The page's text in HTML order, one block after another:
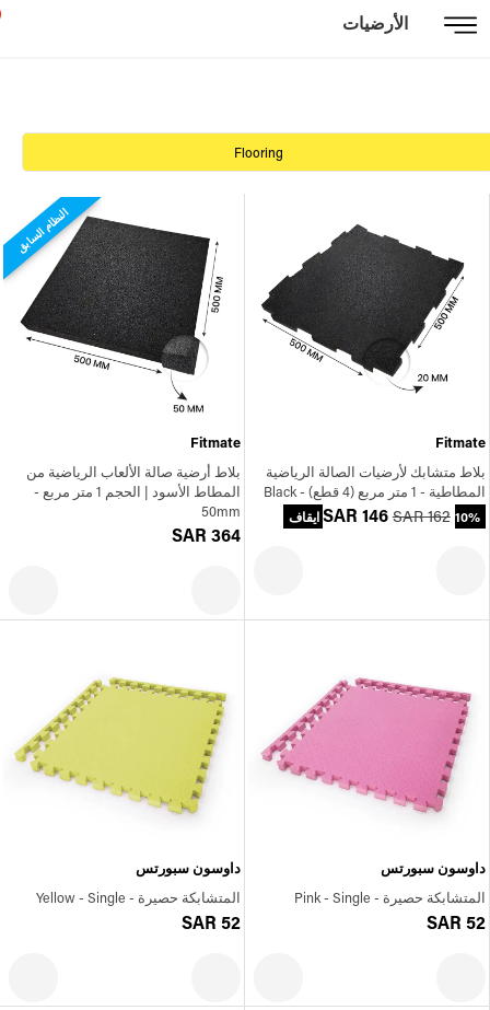
الأرضيات
Flooring
Fitmate
بلاط متشابك لأرضيات الصالة الرياضية
المطاطية - 1 متر مربع (4 قطع) - Black
SAR 146 SAR 162 10% ايقاف
النظام السابق
Fitmate
بلاط أرضية صالة الألعاب الرياضية من
المطاط الأسود | الحجم 1 متر مربع -
50mm
SAR 364
داوسون سبورتس
المتشابكة حصيرة - Pink - Single
SAR 52
داوسون سبورتس
المتشابكة حصيرة - Yellow - Single
SAR 52